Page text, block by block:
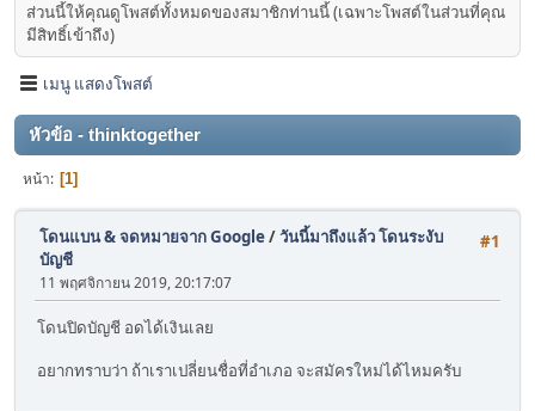
ส่วนนี้ให้คุณดูโพสต์ทั้งหมดของสมาชิกท่านนี้ (เฉพาะโพสต์ในส่วนที่คุณ
มีสิทธิ์เข้าถึง)
เมนู แสดงโพสต์
หัวข้อ - thinktogether
หน้า 1
#1
โดนแบน & จดหมายจาก Google/วันนี้มาถึงแล้ว โดนระงับ
บัญชี
11 พฤศจิกายน 2019, 20:17:07
โดนปิดบัญชี อดได้เงินเลย
อยากทราบว่า ถ้าเราเปลี่ยนชื่อที่อำเภอ จะสมัครใหม่ได้ไหมครับ